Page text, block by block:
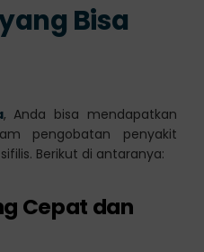
Bisa
, Anda bisa mendapatkan
pengobatan penyakit
Berikut di antaranya:
Cepat dan